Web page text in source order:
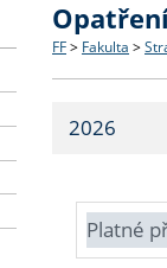
Struktura
Strategie
Fakultní
Co
Učitelské
O vědě a
Aktuální
FF > Fakulta >
2026
Platné